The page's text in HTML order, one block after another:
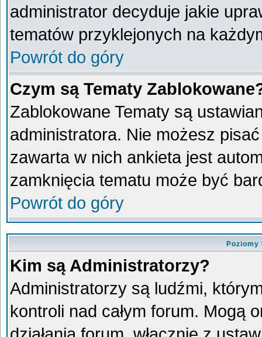
administrator decyduje jakie
tematów przyklejonych na
Powrót do góry
Czym są Tematy
Zablokowane Tematy są
administratora. Nie możesz
zawarta w nich ankieta jest
zamknięcia tematu może być
Powrót do góry
Kim są Administratorzy?
Administratorzy są ludźmi,
kontroli nad całym forum. Mogą